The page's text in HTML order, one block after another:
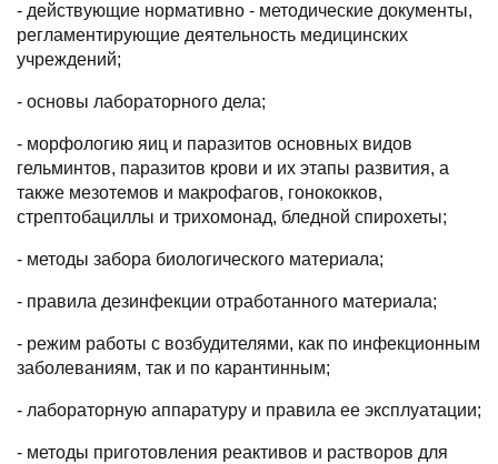
- действующие нормативно - методические документы,
регламентирующие деятельность медицинских
учреждений;
- основы лабораторного дела;
- морфологию яиц и паразитов основных видов
гельминтов, паразитов крови и их этапы развития, а
также мезотемов и макрофагов, гонококков,
стрептобациллы и трихомонад, бледной спирохеты;
- методы забора биологического материала;
- правила дезинфекции отработанного материала;
- режим работы с возбудителями, как по инфекционным
заболеваниям, так и по карантинным;
- лабораторную аппаратуру и правила ее эксплуатации;
- методы приготовления реактивов и растворов для